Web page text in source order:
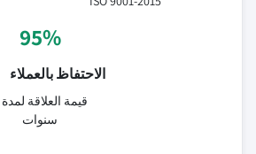
95%
الاحتفاظ بالعملاء
سنوات